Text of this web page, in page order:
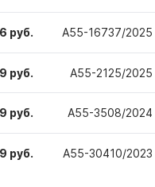
руб. А55-16737/2025
руб. А55-2125/2025
руб. А55-3508/2024
руб. А55-30410/2023